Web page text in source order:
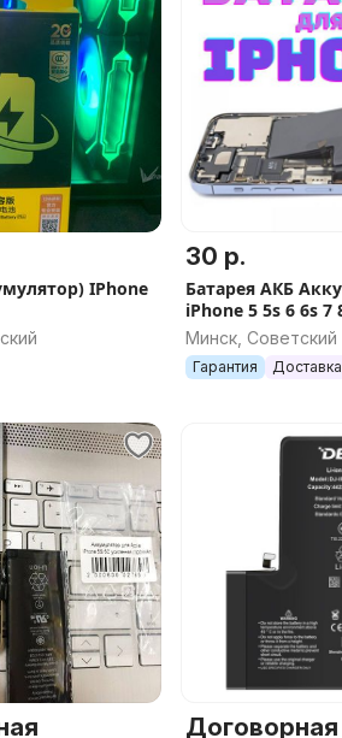
IPhone
30 р.
Батарея АКБ
iPhone 5 5s 6 6s 7
Xs 10 11 12 13 14
Max iPad
Минск, Советский
Гарантия
Договорная